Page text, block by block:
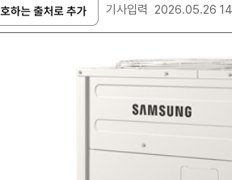
기사입력 2026.05.26